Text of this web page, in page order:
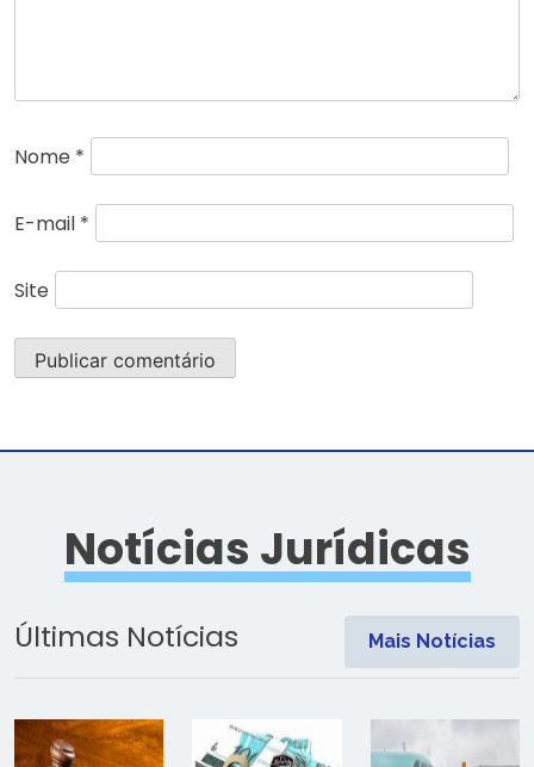
Nome *
E-mail *
Site
Notícias Jurídicas
Últimas Notícias Mais Notícias